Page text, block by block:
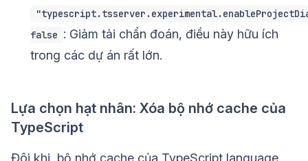
false : Giảm tải chẩn đoán, điều này hữu ích
trong các dự án rất lớn.
Lựa chọn hạt nhân: Xóa bộ nhớ cache của
TypeScript
Đôi khi, bộ nhớ cache của TypeScript language